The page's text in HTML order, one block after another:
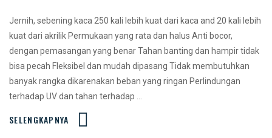
Jernih, sebening kaca 250 kali lebih kuat dari kaca and 20 kali lebih
kuat dari akrilik Permukaan yang rata dan halus Anti bocor,
dengan pemasangan yang benar Tahan banting dan hampir tidak
bisa pecah Fleksibel dan mudah dipasang Tidak membutuhkan
banyak rangka dikarenakan beban yang ringan Perlindungan
terhadap UV dan tahan terhadap ...
SELENGKAPNYA